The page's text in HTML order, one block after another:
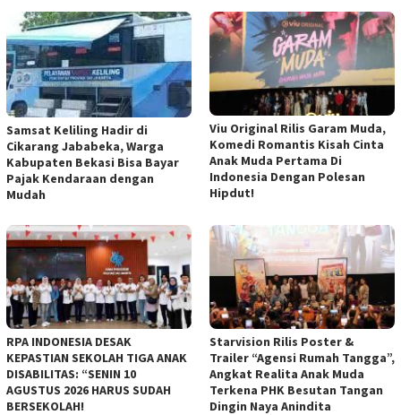
Samsat Keliling Hadir di
Cikarang Jababeka, Warga
Kabupaten Bekasi Bisa Bayar
Pajak Kendaraan dengan
Mudah
Viu Original Rilis Garam Muda,
Komedi Romantis Kisah Cinta
Anak Muda Pertama Di
Indonesia Dengan Polesan
Hipdut!
RPA INDONESIA DESAK
KEPASTIAN SEKOLAH TIGA ANAK
DISABILITAS: “SENIN 10
AGUSTUS 2026 HARUS SUDAH
BERSEKOLAH!
Starvision Rilis Poster &
Trailer “Agensi Rumah Tangga”,
Angkat Realita Anak Muda
Terkena PHK Besutan Tangan
Dingin Naya Anindita